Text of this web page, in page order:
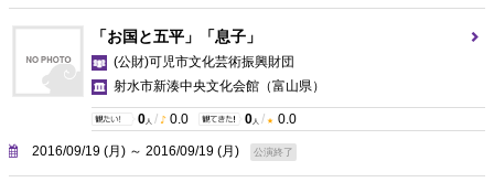
「お国と五平」「息子」
(公財)可児市文化芸術振興財団
射水市新湊中央文化会館 （富山県）
0 人 / 0.0 0 人 / 0.0
2016/09/19 (月) ～ 2016/09/19 (月) 公演終了